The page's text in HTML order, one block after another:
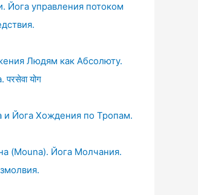
Йога управления потоком
Людям как Абсолюту.
योग
и Йога Хождения по Тропам.
(Mouna). Йога Молчания.